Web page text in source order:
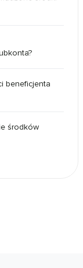
beneficjenta
środków